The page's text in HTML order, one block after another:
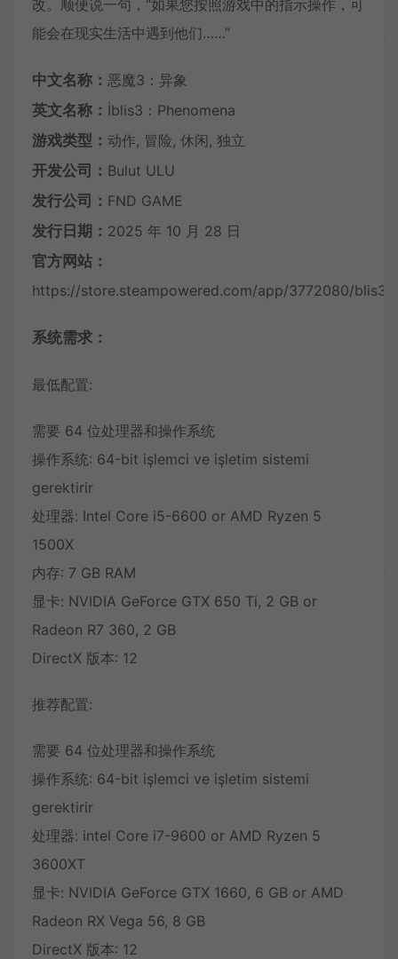
改。顺便说一句，“如果您按照游戏中的指示操作，可
能会在现实生活中遇到他们……”
中文名称： 恶魔3：异象
英文名称： İblis3：Phenomena
游戏类型： 动作, 冒险, 休闲, 独立
开发公司： Bulut ULU
发行公司： FND GAME
发行日期： 2025 年 10 月 28 日
官方网站：
https://store.steampowered.com/app/3772080/
系统需求：
最低配置:
需要 64 位处理器和操作系统
操作系统: 64-bit işlemci ve işletim sistemi
gerektirir
处理器: Intel Core i5-6600 or AMD Ryzen 5
1500X
内存: 7 GB RAM
显卡: NVIDIA GeForce GTX 650 Ti, 2 GB or
Radeon R7 360, 2 GB
DirectX 版本: 12
推荐配置:
需要 64 位处理器和操作系统
操作系统: 64-bit işlemci ve işletim sistemi
gerektirir
处理器: intel Core i7-9600 or AMD Ryzen 5
3600XT
显卡: NVIDIA GeForce GTX 1660, 6 GB or AMD
Radeon RX Vega 56, 8 GB
DirectX 版本: 12